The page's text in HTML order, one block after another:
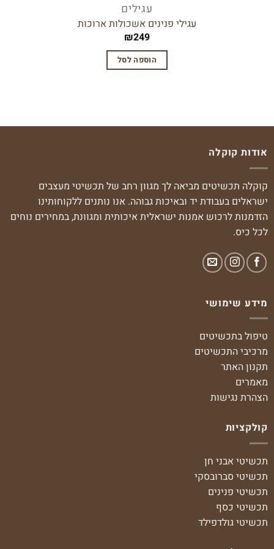
עגילים
עגילי פנינים אשכולות ארוכות
₪249
הוספה לסל
אודות קוקלה
קוקלה תכשיטים מביאה לך מגוון רחב של תכשיטי מעצבים
ישראלים בעבודת יד ובאיכות גבוהה. אנו נותנים ללקוחותינו
הזדמנות לרכוש אמנות ישראלית איכותית ומגוונת, במחירים נוחים
לכל כיס.
מידע שימושי
טיפול בתכשיטים
מרכיבי התכשיטים
תקנון האתר
מאמרים
הצהרת נגישות
קולקציות
תכשיטי אבני חן
תכשיטי סברובסקי
תכשיטי פנינים
תכשיטי כסף
תכשיטי גולדפילד